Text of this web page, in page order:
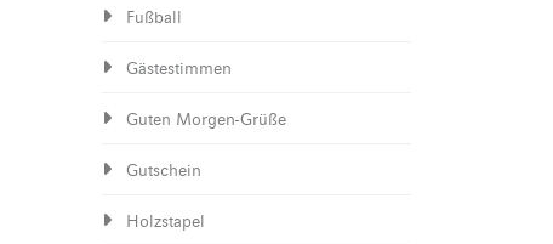
Fußball
Gästestimmen
Guten Morgen-Grüße
Gutschein
Holzstapel